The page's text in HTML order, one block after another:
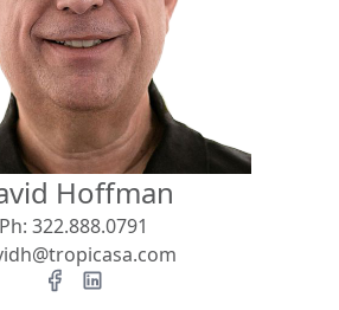
Vista
MXN
Menor Precio Primero
Hoffman
Ph: 322.888.0791